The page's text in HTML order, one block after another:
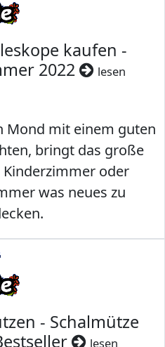
kaufen -
2022
lesen
Mond mit einem guten
bringt das große
oder
was neues zu
- Schalmütze
lesen